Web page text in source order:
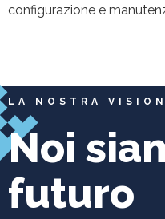
configurazione e
LA NOSTRA VISION
Noi
futuro